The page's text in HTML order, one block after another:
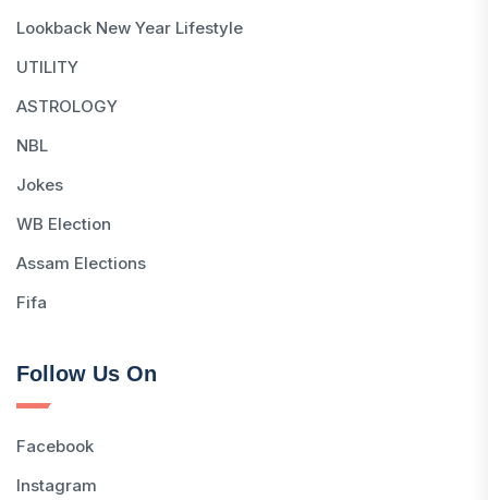
Lookback New Year Lifestyle
UTILITY
ASTROLOGY
NBL
Jokes
WB Election
Assam Elections
Fifa
Follow Us On
Facebook
Instagram